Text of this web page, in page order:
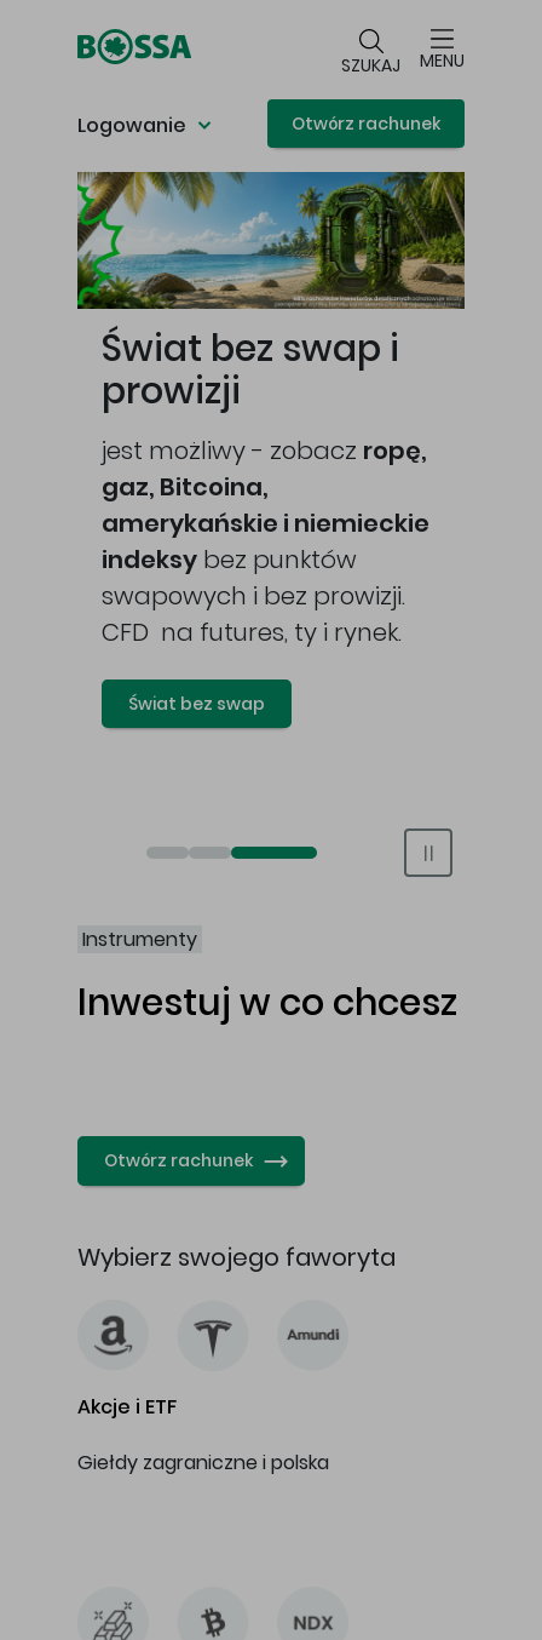
SZUKAJ MENU
Logowanie Otwórz rachunek
Główna treść
Świat bez swap i
prowizji
jest możliwy - zobacz ropę,
gaz, Bitcoina,
amerykańskie i niemieckie
indeksy bez punktów
swapowych i bez prowizji.
CFD na futures, ty i rynek.
Świat bez swap
Otwórz rachunek maklerski online
Otwórz konto IKE/IKZE
Świat bez swap i prowizji
Instrumenty
Inwestuj w co chcesz
Otwórz rachunek
Wybierz swojego faworyta
Akcje i ETF
Giełdy zagraniczne i polska